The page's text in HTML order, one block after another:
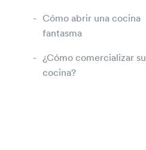
Cómo abrir una cocina
fantasma
¿Cómo comercializar su
cocina?